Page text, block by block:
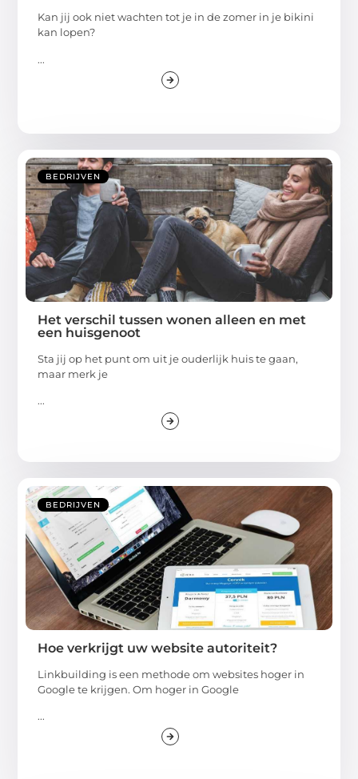
Kan jij ook niet wachten tot je in de zomer in je bikini
kan lopen?
...
BEDRIJVEN
Het verschil tussen wonen alleen en met
een huisgenoot
Sta jij op het punt om uit je ouderlijk huis te gaan,
maar merk je
...
BEDRIJVEN
Hoe verkrijgt uw website autoriteit?
Linkbuilding is een methode om websites hoger in
Google te krijgen. Om hoger in Google
...